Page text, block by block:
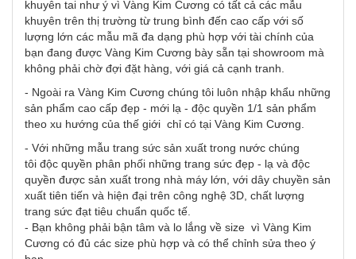
khuyên tai như ý vì Vàng Kim Cương có tất cả các mẫu
khuyên trên thị trường từ trung bình đến cao cấp với số
lượng lớn các mẫu mã đa dạng phù hợp với tài chính của
bạn đang được Vàng Kim Cương bày sẵn tại showroom mà
không phải chờ đợi đặt hàng, với giá cả cạnh tranh.
- Ngoài ra Vàng Kim Cương chúng tôi luôn nhập khẩu những
sản phẩm cao cấp đẹp - mới lạ - độc quyền 1/1 sản phẩm
theo xu hướng của thế giới chỉ có tại Vàng Kim Cương.
- Với những mẫu trang sức sản xuất trong nước chúng
tôi độc quyền phân phối những trang sức đẹp - lạ và độc
quyền được sản xuất trong nhà máy lớn, với dây chuyền sản
xuất tiên tiến và hiện đại trên công nghệ 3D, chất lượng
trang sức đạt tiêu chuẩn quốc tế.
- Bạn không phải bận tâm và lo lắng về size vì Vàng Kim
Cương có đủ các size phù hợp và có thể chỉnh sửa theo ý